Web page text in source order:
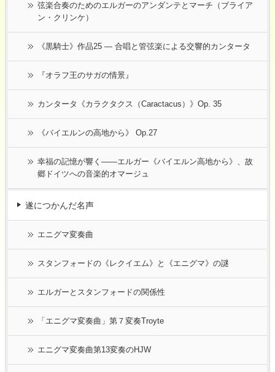
弦楽合奏のためのエルガーのアンダンテとマーチ（ブライア
ン・クリンケ）
《黒騎士》作品25 ― 合唱と管弦楽による交響的カンタータ
『オラフ王のサガの情景』
カンタータ《カラクタクス（Caractacus）》Op. 35
《バイエルンの高地から》 Op.27
幸福の記憶が響く――エルガー《バイエルン高地から》、故
郷ドイツへの音楽的オマージュ
遂につかんだ名声
エニグマ変奏曲
スタンフォードの《レクイエム》と《エニグマ》の謎
エルガーとスタンフォードの関係性
「エニグマ変奏曲」第７変奏Troyte
エニグマ変奏曲第13変奏のHJW